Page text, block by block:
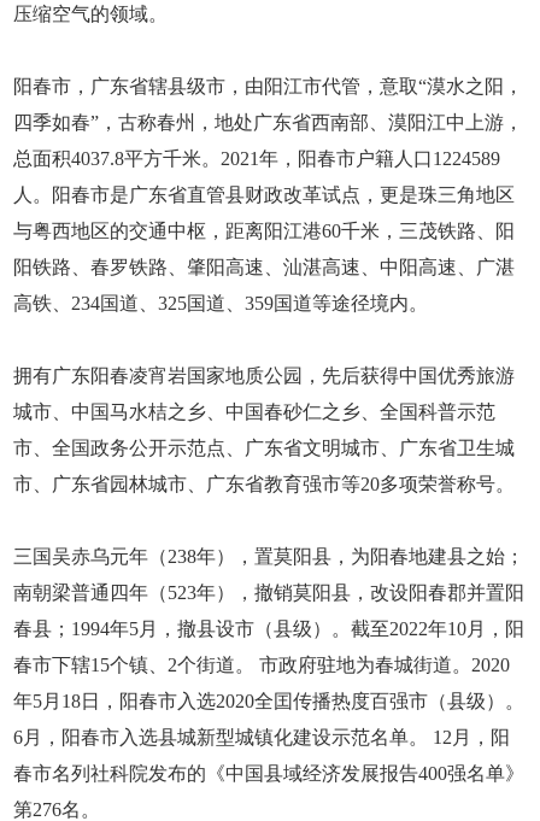
压缩空气的领域。
阳春市，广东省辖县级市，由阳江市代管，意取“漠水之阳，
四季如春”，古称春州，地处广东省西南部、漠阳江中上游，
总面积4037.8平方千米。2021年，阳春市户籍人口1224589
人。阳春市是广东省直管县财政改革试点，更是珠三角地区
与粤西地区的交通中枢，距离阳江港60千米，三茂铁路、阳
阳铁路、春罗铁路、肇阳高速、汕湛高速、中阳高速、广湛
高铁、234国道、325国道、359国道等途径境内。
拥有广东阳春凌宵岩国家地质公园，先后获得中国优秀旅游
城市、中国马水桔之乡、中国春砂仁之乡、全国科普示范
市、全国政务公开示范点、广东省文明城市、广东省卫生城
市、广东省园林城市、广东省教育强市等20多项荣誉称号。
三国吴赤乌元年（238年），置莫阳县，为阳春地建县之始；
南朝梁普通四年（523年），撤销莫阳县，改设阳春郡并置阳
春县；1994年5月，撤县设市（县级）。截至2022年10月，阳
春市下辖15个镇、2个街道。 市政府驻地为春城街道。2020
年5月18日，阳春市入选2020全囯传播热度百强市（县级）。
6月，阳春市入选县城新型城镇化建设示范名单。 12月，阳
春市名列社科院发布的《中国县域经济发展报告400强名单》
第276名。